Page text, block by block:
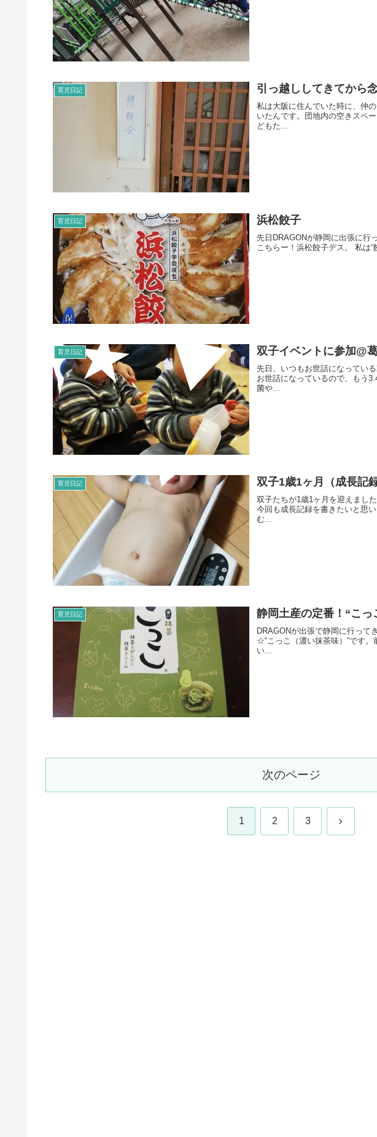
育児日記 引っ越ししてきてから
私は大阪に住んでいた時に、仲
いたんです。団地内の空きスペ
どもた...
育児日記 浜松餃子
先日DRAGONが静岡に出張に行
こちらー！浜松餃子デス。 私は“
育児日記 双子イベントに参加@
先日、いつもお世話になってい
お世話になっているので、もう
菌や...
育児日記 双子1歳1ヶ月（成長記録
双子たちが1歳1ヶ月を迎えまし
今回も成長記録を書きたいと思
む...
育児日記 静岡土産の定番！“こっ
DRAGONが出張で静岡に行って
☆“こっこ（濃い抹茶味）”です
い...
次のページ
1 2 3 次